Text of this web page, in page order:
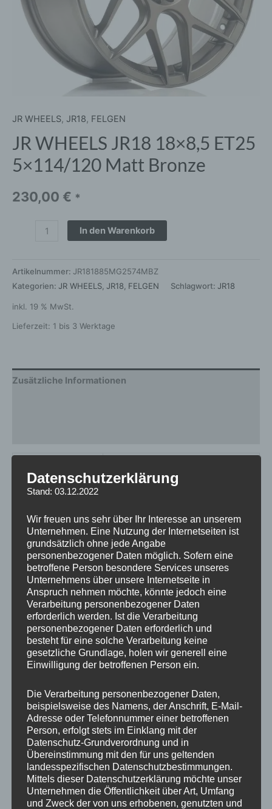
JR WHEELS, JR18, FELGEN
JR WHEELS JR18 18×8,5 ET25
5×114/120 Matt Bronze
230,00 € *
In den Warenkorb
Artikelnummer: JR181885MG2574MBZ
Kategorien: JR WHEELS JR18 FELGEN Schlagwort: JR18
inkl. 19 % MwSt.
Lieferzeit: 1 bis 3 Werktage
Zusätzliche Informationen
Hersteller
Design JR18
Durchmesser 18
Breite 8.5
Lochkreis 5×114.3, 5×120
Lochzahl 5
PCD 114.3 mm, 120 mm
Homologation ohne TÜV-Gutachten
Nabenbohrung 74.1
Traglast 690
Farb-
Beschreibung
Bronze
Hinweis Doppellochkreis
Datenschutzerklärung
Stand: 03.12.2022
Wir freuen uns sehr über Ihr Interesse an unserem
Unternehmen. Eine Nutzung der Internetseiten ist
grundsätzlich ohne jede Angabe
personenbezogener Daten möglich. Sofern eine
betroffene Person besondere Services unseres
Unternehmens über unsere Internetseite in
Anspruch nehmen möchte, könnte jedoch eine
Verarbeitung personenbezogener Daten
erforderlich werden. Ist die Verarbeitung
personenbezogener Daten erforderlich und
besteht für eine solche Verarbeitung keine
gesetzliche Grundlage, holen wir generell eine
Einwilligung der betroffenen Person ein.
Die Verarbeitung personenbezogener Daten,
beispielsweise des Namens, der Anschrift, E-Mail-
Adresse oder Telefonnummer einer betroffenen
Person, erfolgt stets im Einklang mit der
Datenschutz-Grundverordnung und in
Übereinstimmung mit den für uns geltenden
landesspezifischen Datenschutzbestimmungen.
Mittels dieser Datenschutzerklärung möchte unser
Unternehmen die Öffentlichkeit über Art, Umfang
und Zweck der von uns erhobenen, genutzten und